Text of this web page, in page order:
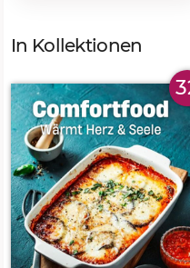
In Kollektionen